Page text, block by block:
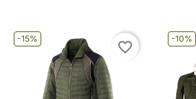
-15%
favorite_border
-10%